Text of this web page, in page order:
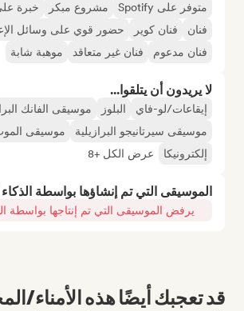
متوفر على Spotify مشروع مبكر خبرة
فنان
فنان كوير
حضور قوي على وسائل
فنان مدعوم
فنان غير متعاقد موهبة شابة
لا يريدون أن يتلقوا...
إيقاعات/لو-فاي البلوز
موسيقى الفانك
موسيقى سيرتانيجو البرازيلية
موسيقى
إلكترونيكا
عرض الكل +8
الموسيقى التي تم إنشاؤها بواسطة
يرفض الموسيقى التي تم إنتاجها بواسطة
قد تعجبك أيضًا هذه الأمناء/